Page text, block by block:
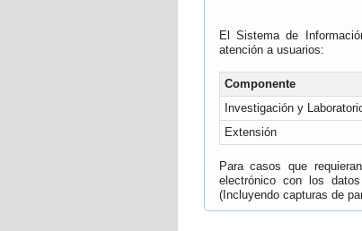
El Sistema de
atención a usuarios:
Componente
Investigación y
Extensión
Para casos que
electrónico con los
(Incluyendo capturas de